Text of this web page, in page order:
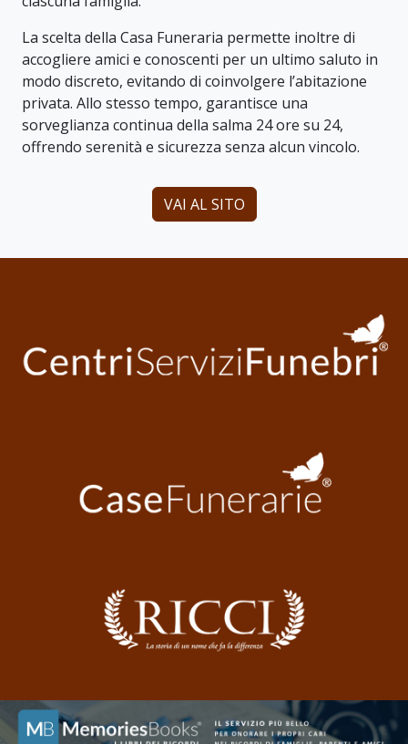
La scelta della Casa Funeraria permette inoltre di
accogliere amici e conoscenti per un ultimo saluto in
modo discreto, evitando di coinvolgere l’abitazione
privata. Allo stesso tempo, garantisce una
sorveglianza continua della salma 24 ore su 24,
offrendo serenità e sicurezza senza alcun vincolo.
VAI AL SITO